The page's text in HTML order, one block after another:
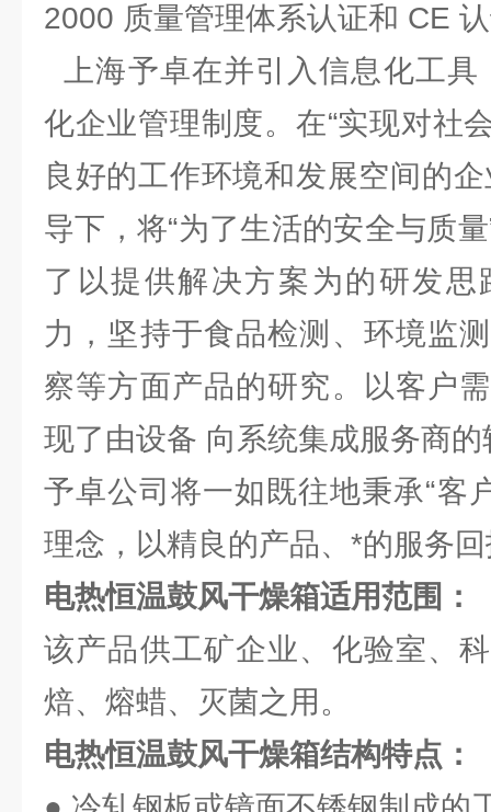
2000 质量管理体系认证和
上海予卓在并引入信息化工具
化企业管理制度。在“实现对社
良好的工作环境和发展空间的
导下，将“为了生活的安全与质
了以提供解决方案为的研发
力，坚持于食品检测、环境监
察等方面产品的研究。以客户
现了由设备 向系统集成服务商的
予卓公司将一如既往地秉承“客
理念，以精良的产品、*的服务
电热恒温鼓风干燥箱适用范围：
该产品供工矿企业、化验室、
焙、熔蜡、灭菌之用。
电热恒温鼓风干燥箱结构特点：